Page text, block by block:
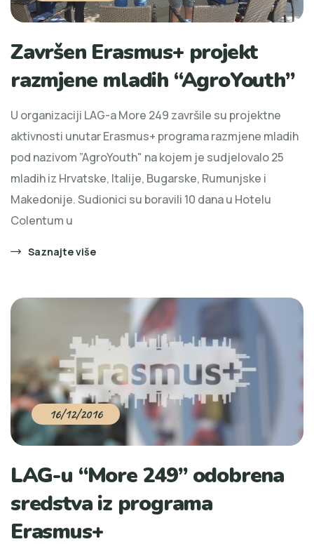
Završen Erasmus+ projekt
razmjene mladih “AgroYouth”
U organizaciji LAG-a More 249 završile su projektne
aktivnosti unutar Erasmus+ programa razmjene mladih
pod nazivom ”AgroYouth" na kojem je sudjelovalo 25
mladih iz Hrvatske, Italije, Bugarske, Rumunjske i
Makedonije. Sudionici su boravili 10 dana u Hotelu
Colentum u
Saznajte više
16/12/2016
LAG-u “More 249” odobrena
sredstva iz programa
Erasmus+